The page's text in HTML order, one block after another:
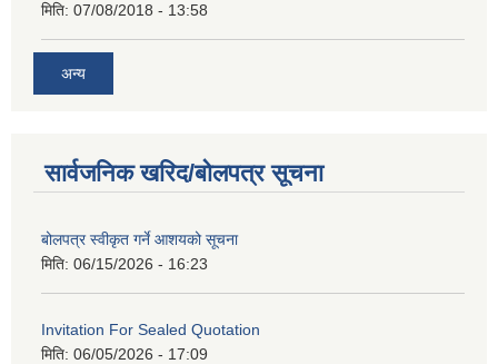
मिति: 07/08/2018 - 13:58
अन्य
सार्वजनिक खरिद/बोलपत्र सूचना
बोलपत्र स्वीकृत गर्ने आशयको सूचना
मिति: 06/15/2026 - 16:23
Invitation For Sealed Quotation
मिति: 06/05/2026 - 17:09